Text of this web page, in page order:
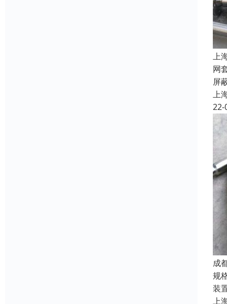
上
网
屏
上
22-
成
规
装
上